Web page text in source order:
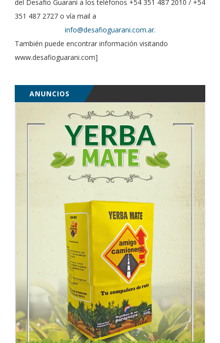
del Desafío Guaraní a los teléfonos +54 351 487 2010 / +54
351 487 2727 o vía mail a
info@desafioguarani.com.ar.
También puede encontrar información visitando
www.desafioguarani.com]
ANUNCIOS